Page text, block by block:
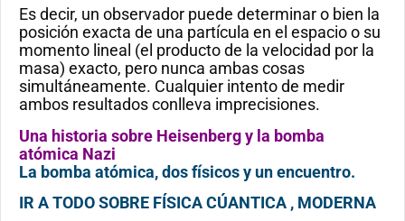
Es decir, un observador puede determinar o bien la
posición exacta de una partícula en el espacio o su
momento lineal (el producto de la velocidad por la
masa) exacto, pero nunca ambas cosas
simultáneamente. Cualquier intento de medir
ambos resultados conlleva imprecisiones.
Una historia sobre Heisenberg y la bomba
atómica Nazi
La bomba atómica, dos físicos y un encuentro.
IR A TODO SOBRE FÍSICA CÚANTICA , MODERNA